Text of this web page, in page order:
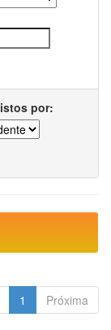
por:
1 Próxima